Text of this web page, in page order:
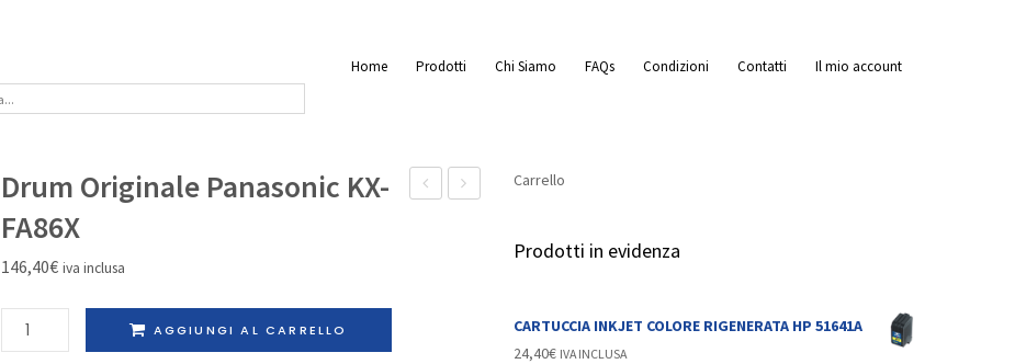
Home Prodotti Chi Siamo FAQs Condizioni Contatti Il mio account
(Type125)
Drum Originale Panasonic KX-
FA86X
146,40€ iva inclusa
Drum
Originale
AGGIUNGI AL CARRELLO
Carrello
Prodotti in evidenza
CARTUCCIA INKJET COLORE RIGENERATA HP 51641A
24,40€ IVA INCLUSA